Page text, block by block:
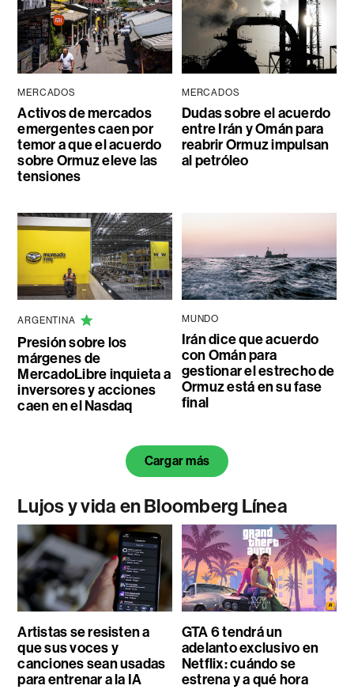
MERCADOS
Activos de mercados
emergentes caen por
temor a que el acuerdo
sobre Ormuz eleve las
tensiones
MERCADOS
Dudas sobre el acuerdo
entre Irán y Omán para
reabrir Ormuz impulsan
al petróleo
ARGENTINA
Presión sobre los
márgenes de
MercadoLibre inquieta a
inversores y acciones
caen en el Nasdaq
MUNDO
Irán dice que acuerdo
con Omán para
gestionar el estrecho de
Ormuz está en su fase
final
Cargar más
Lujos y vida en Bloomberg Línea
Artistas se resisten a
que sus voces y
canciones sean usadas
para entrenar a la IA
GTA 6 tendrá un
adelanto exclusivo en
Netflix: cuándo se
estrena y a qué hora